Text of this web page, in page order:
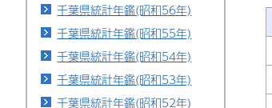
千葉県統計年鑑(昭和56年)
千葉県統計年鑑(昭和55年)
千葉県統計年鑑(昭和54年)
千葉県統計年鑑(昭和53年)
千葉県統計年鑑(昭和52年)